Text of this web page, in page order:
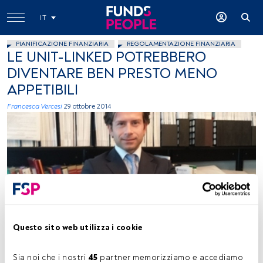
Questo sito web utilizza i cookie
Sia noi che i nostri 45 partner memorizziamo e accediamo
IT
PIANIFICAZIONE FINANZIARIA REGOLAMENTAZIONE FINANZIARIA
LE UNIT-LINKED POTREBBERO
DIVENTARE BEN PRESTO MENO
APPETIBILI
Francesca Vercesi 29 ottobre 2014
Tempo di lettura:2 min.